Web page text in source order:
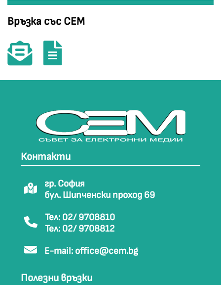
Връзка със СЕМ
Контакти
гр. София
бул. Шипченски проход 69
Тел: 02/ 9708810
Тел: 02/ 9708812
E-mail: office@cem.bg
Полезни връзки